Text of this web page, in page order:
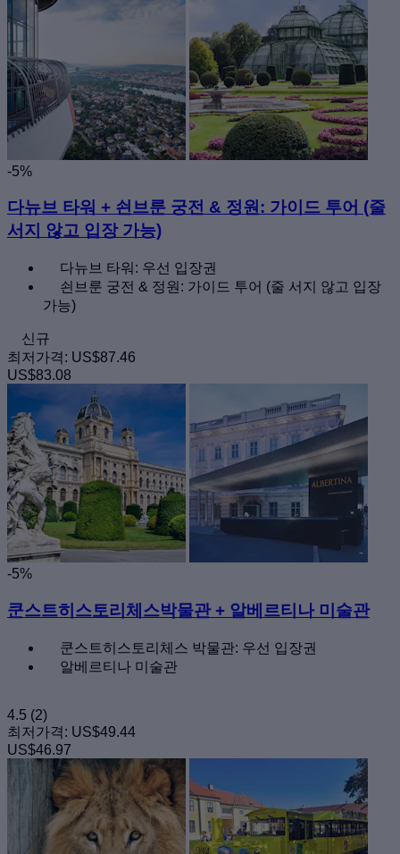
-5%
다뉴브 타워 + 쇤브룬 궁전 & 정원: 가이드 투어 (줄
서지 않고 입장 가능)
다뉴브 타워: 우선 입장권
쇤브룬 궁전 & 정원: 가이드 투어 (줄 서지 않고 입장
가능)
신규
최저가격: US$87.46
US$83.08
-5%
쿤스트히스토리체스박물관 + 알베르티나 미술관
쿤스트히스토리체스 박물관: 우선 입장권
알베르티나 미술관
4.5 (2)
최저가격: US$49.44
US$46.97